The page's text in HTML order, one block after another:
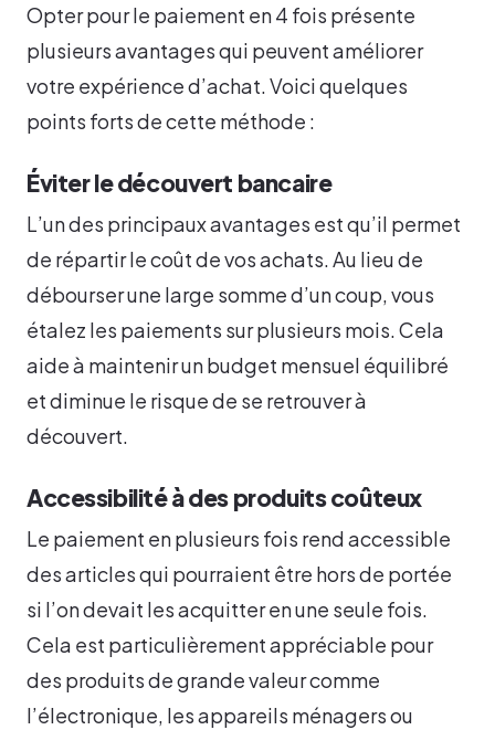
Opter pour le paiement en 4 fois présente
plusieurs avantages qui peuvent améliorer
votre expérience d’achat. Voici quelques
points forts de cette méthode :
Éviter le découvert bancaire
L’un des principaux avantages est qu’il permet
de répartir le coût de vos achats. Au lieu de
débourser une large somme d’un coup, vous
étalez les paiements sur plusieurs mois. Cela
aide à maintenir un budget mensuel équilibré
et diminue le risque de se retrouver à
découvert.
Accessibilité à des produits coûteux
Le paiement en plusieurs fois rend accessible
des articles qui pourraient être hors de portée
si l’on devait les acquitter en une seule fois.
Cela est particulièrement appréciable pour
des produits de grande valeur comme
l’électronique, les appareils ménagers ou